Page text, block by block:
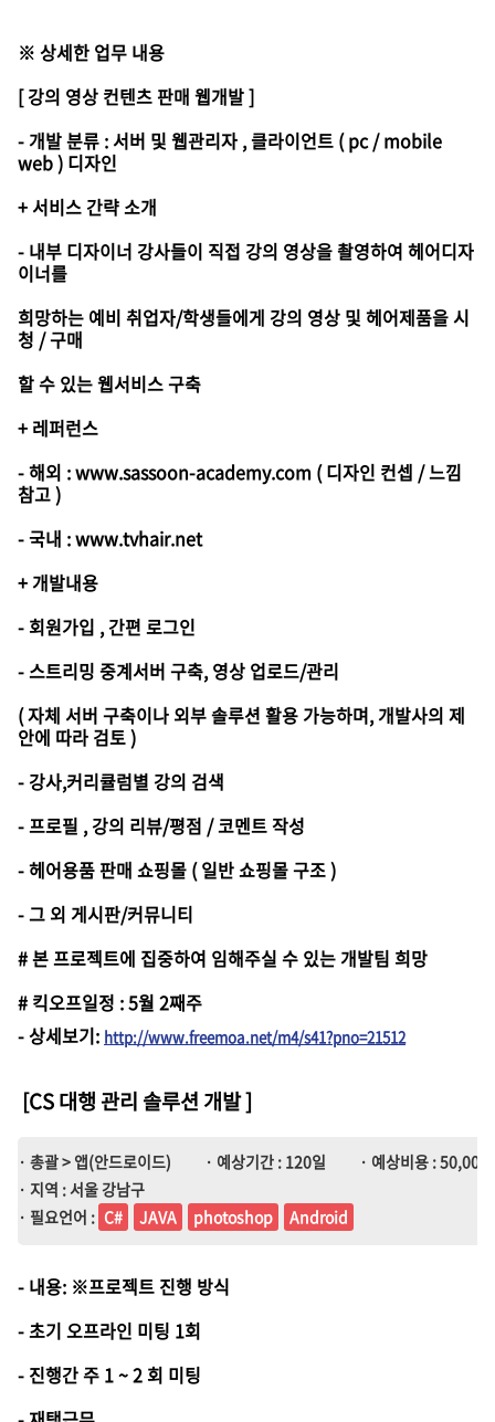
※ 상세한 업무 내용
[ 강의 영상 컨텐츠 판매 웹개발 ]
- 개발 분류 : 서버 및 웹관리자 , 클라이언트 ( pc / mobile
web ) 디자인
+ 서비스 간략 소개
- 내부 디자이너 강사들이 직접 강의 영상을 촬영하여 헤어디자
이너를
희망하는 예비 취업자/학생들에게 강의 영상 및 헤어제품을 시
청 / 구매
할 수 있는 웹서비스 구축
+ 레퍼런스
- 해외 : www.sassoon-academy.com ( 디자인 컨셉 / 느낌
참고 )
- 국내 : www.tvhair.net
+ 개발내용
- 회원가입 , 간편 로그인
- 스트리밍 중계서버 구축, 영상 업로드/관리
( 자체 서버 구축이나 외부 솔루션 활용 가능하며, 개발사의 제
안에 따라 검토 )
- 강사,커리큘럼별 강의 검색
- 프로필 , 강의 리뷰/평점 / 코멘트 작성
- 헤어용품 판매 쇼핑몰 ( 일반 쇼핑몰 구조 )
- 그 외 게시판/커뮤니티
# 본 프로젝트에 집중하여 임해주실 수 있는 개발팀 희망
# 킥오프일정 : 5월 2째주
-상세보기: http://www.freemoa.net/m4/s41?pno=21512
[CS 대행 관리 솔루션 개발]
· 총괄 > 앱(안드로이드) · 예상기간 : 120일
· 예상비용 :
· 지역 : 서울 강남구
· 필요언어 : C# JAVA photoshop Android
- 내용: ※프로젝트 진행 방식
- 초기 오프라인 미팅 1회
- 진행간 주 1 ~ 2 회 미팅